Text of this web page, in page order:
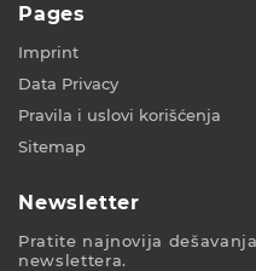
Pages
Imprint
Data Privacy
Pravila i uslovi korišćenja
Sitemap
Newsletter
Pratite najnovija
newslettera.